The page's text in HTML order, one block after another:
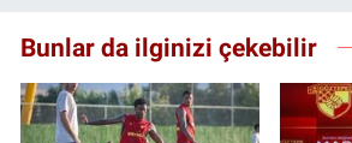
Bunlar da ilginizi çekebilir